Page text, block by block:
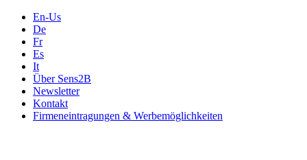
En-Us
De
Fr
Es
It
Über Sens2B
Newsletter
Kontakt
Firmeneintragungen & Werbemöglichkeiten